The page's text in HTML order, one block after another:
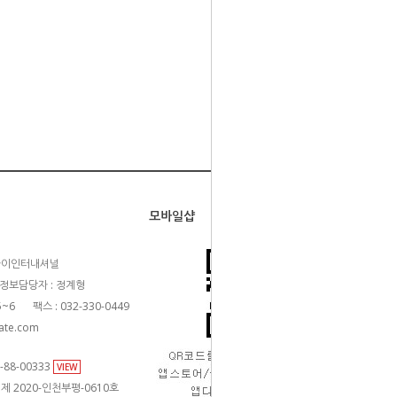
인터내셔널
보담당자 : 정계형
팩스 : 032-330-0449
88-00333 VIEW
2020-인천부평-0610호
모바일샵